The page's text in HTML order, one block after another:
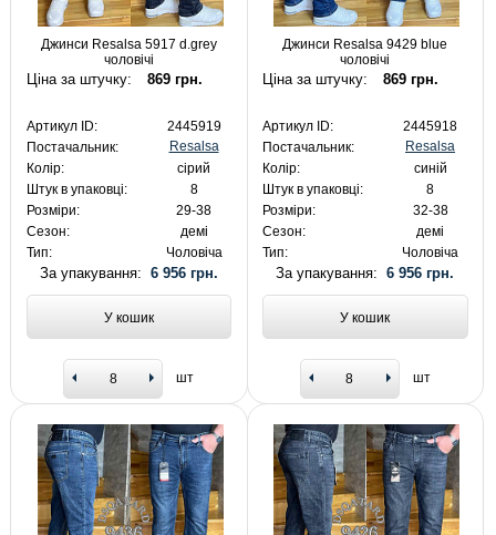
Джинси Resalsa 5917 d.grey
чоловічі
Ціна за штучку: 869 грн.
Артикул ID:
2445919
Постачальник:
Resalsa
Колір:
сірий
Штук в упаковці:
8
Розміри:
29-38
Сезон:
демі
Тип:
Чоловіча
За упакування: 6 956 грн.
У кошик
шт
Джинси Resalsa 9429 blue
чоловічі
Ціна за штучку: 869 грн.
Артикул ID:
2445918
Постачальник:
Resalsa
Колір:
синій
Штук в упаковці:
8
Розміри:
32-38
Сезон:
демі
Тип:
Чоловіча
За упакування:6 956 грн.
У кошик
шт